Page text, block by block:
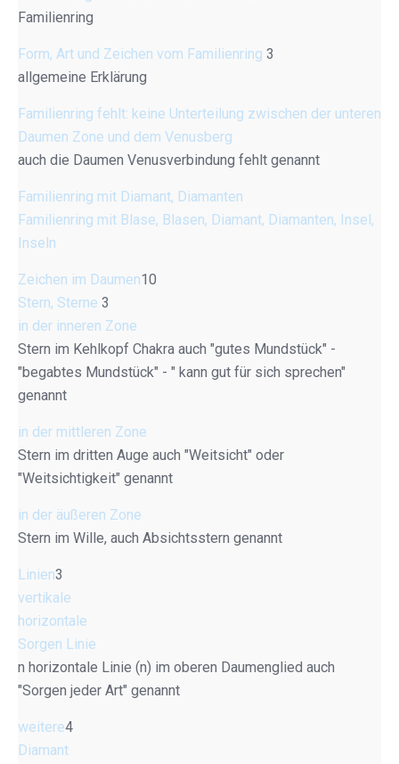
Familienring
Form, Art und Zeichen vom Familienring 3
allgemeine Erklärung
Familienring fehlt: keine Unterteilung zwischen der unteren
Daumen Zone und dem Venusberg
auch die Daumen Venusverbindung fehlt genannt
Familienring mit Diamant, Diamanten
Familienring mit Blase, Blasen, Diamant, Diamanten, Insel,
Inseln
Zeichen im Daumen10
Stern, Sterne 3
in der inneren Zone
Stern im Kehlkopf Chakra auch "gutes Mundstück" -
"begabtes Mundstück" - " kann gut für sich sprechen"
genannt
in der mittleren Zone
Stern im dritten Auge auch "Weitsicht" oder
"Weitsichtigkeit" genannt
in der äußeren Zone
Stern im Wille, auch Absichtsstern genannt
Linien3
vertikale
horizontale
Sorgen Linie
n horizontale Linie (n) im oberen Daumenglied auch
"Sorgen jeder Art" genannt
weitere4
Diamant